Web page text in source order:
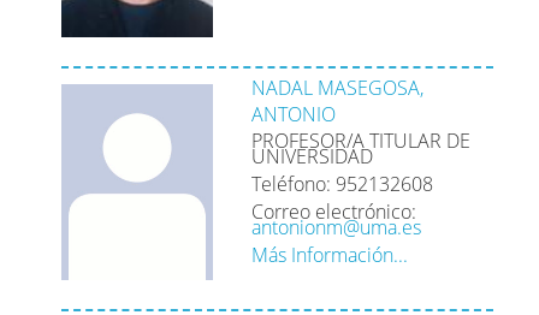
NADAL MASEGOSA,
ANTONIO
PROFESOR/A TITULAR DE
UNIVERSIDAD
Teléfono: 952132608
Correo electrónico:
antonionm@uma.es
Más Información...